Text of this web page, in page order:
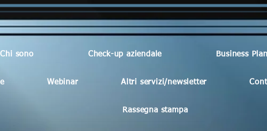
Chi sono Check-up aziendale Business
Webinar Altri servizi/newsletter
Rassegna stampa